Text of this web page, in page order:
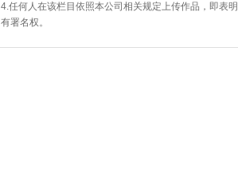
4.任何人在该栏目依照本公司相关规定上传作品，即表
有署名权。